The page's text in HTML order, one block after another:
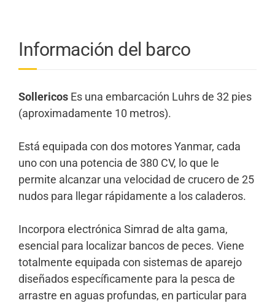
Información del barco
Sollericos Es una embarcación Luhrs de 32 pies
(aproximadamente 10 metros).
Está equipada con dos motores Yanmar, cada
uno con una potencia de 380 CV, lo que le
permite alcanzar una velocidad de crucero de 25
nudos para llegar rápidamente a los caladeros.
Incorpora electrónica Simrad de alta gama,
esencial para localizar bancos de peces. Viene
totalmente equipada con sistemas de aparejo
diseñados específicamente para la pesca de
arrastre en aguas profundas, en particular para